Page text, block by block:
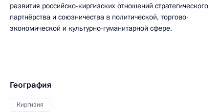
развития российско-киргизских отношений стратегического
партнёрства и союзничества в политической, торгово-
экономической и культурно-гуманитарной сфере.
География
Киргизия